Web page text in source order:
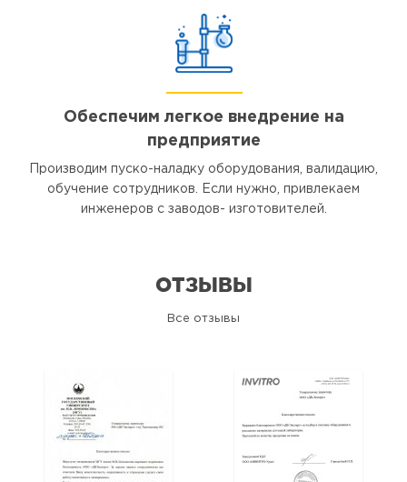
Обеспечим легкое внедрение на
предприятие
Производим пуско-наладку оборудования, валидацию,
обучение сотрудников. Если нужно, привлекаем
инженеров с заводов- изготовителей.
ОТЗЫВЫ
Все отзывы